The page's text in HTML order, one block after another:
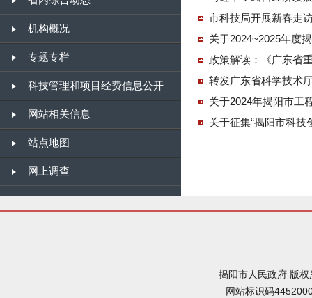
机构概况
专题专栏
科技管理和项目经费信息公开
网站相关信息
站点地图
网上调查
市科技局开展新春走
关于2024~2025年度
政策解读：《广东省
转发广东省科学技术
关于2024年揭阳市工
关于征集“揭阳市科
揭阳市人民政府 版
网站标识码